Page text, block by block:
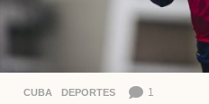
CUBA ,DEPORTES 1